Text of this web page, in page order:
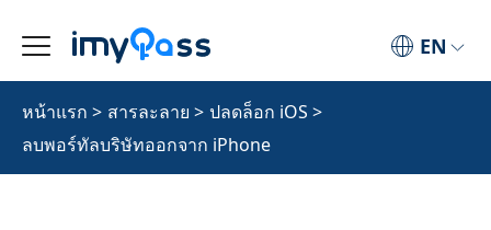
EN
หน้าแรก > สารละลาย > ปลดล็อก iOS >
ลบพอร์ทัลบริษัทออกจาก iPhone